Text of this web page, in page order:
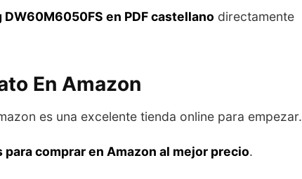
en PDF castellano directamente
En Amazon
es una excelente tienda online para empezar.
comprar en Amazon al mejor precio.